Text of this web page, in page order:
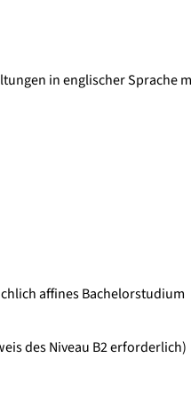
in englischer Sprache
affines Bachelorstudium
des Niveau B2 erforderlich)